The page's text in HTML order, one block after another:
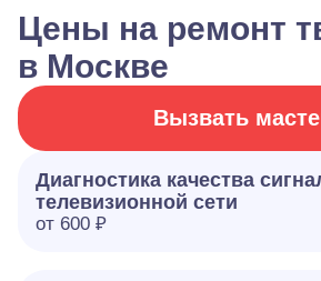
Цены на ремонт
в Москве
Вызвать
Диагностика качества
телевизионной сети
от 600 ₽